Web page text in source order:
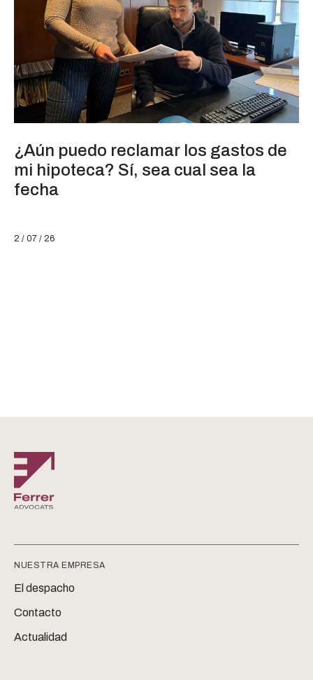
¿Aún puedo reclamar los gastos de
mi hipoteca? Sí, sea cual sea la
fecha
2 / 07 / 26
NUESTRA EMPRESA
El despacho
Contacto
Actualidad